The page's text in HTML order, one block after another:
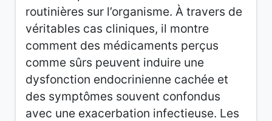
routinières sur l’organisme. À travers de
véritables cas cliniques, il montre
comment des médicaments perçus
comme sûrs peuvent induire une
dysfonction endocrinienne cachée et
des symptômes souvent confondus
avec une exacerbation infectieuse. Les